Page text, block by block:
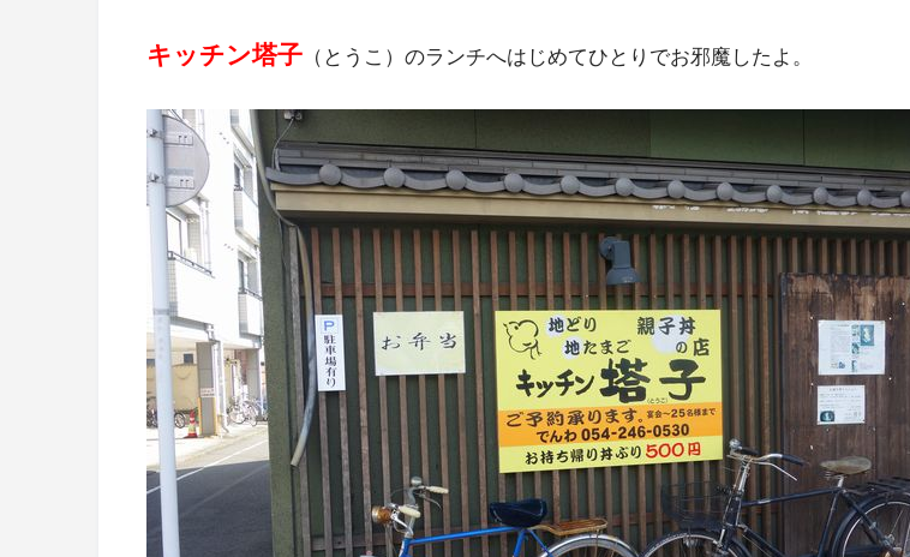
キッチン塔子 （とうこ）のランチへはじめてひとりでお邪魔したよ。